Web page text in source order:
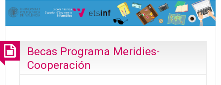
Becas Programa Meridies-
Cooperación